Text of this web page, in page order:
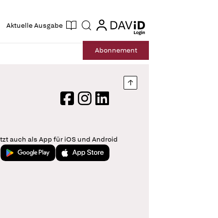
Aktuelle Ausgabe Suche login
login
Abonnement
Nach oben springen
FacebookInstagram
LinkedIn
auch als App für iOS und Android
Jetzt bei Google PlayLaden im App Store